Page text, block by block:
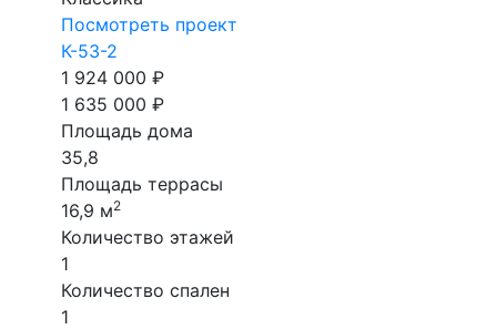
Посмотреть проект
К-53-2
1 924 000 ₽
1 635 000 ₽
Площадь дома
35,8
Площадь террасы
16,9 м2
Количество этажей
1
Количество спален
1